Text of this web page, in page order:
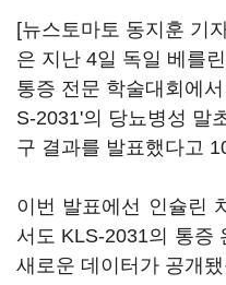
[뉴스토마토 동지훈 기
은 지난 4일 독일 베를
통증 전문 학술대회에
S-2031'의 당뇨병성 말
구 결과를 발표했다고
이번 발표에선 인슐린
서도 KLS-2031의 통증
새로운 데이터가 공개